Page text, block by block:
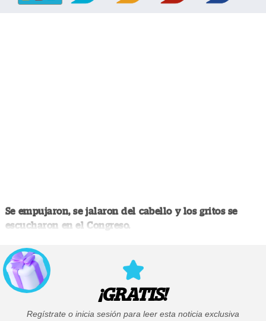
Se empujaron, se jalaron del cabello y los gritos se
escucharon en el Congreso.
¡GRATIS!
Regístrate o inicia sesión para leer esta noticia exclusiva